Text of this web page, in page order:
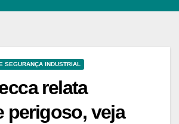
SEGURANÇA INDUSTRIAL
relata
perigoso, veja